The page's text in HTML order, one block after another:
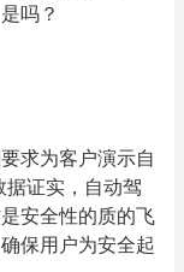
吗？
求为客户演示自
证实，自动驾
安全性的质的飞
保用户为安全起